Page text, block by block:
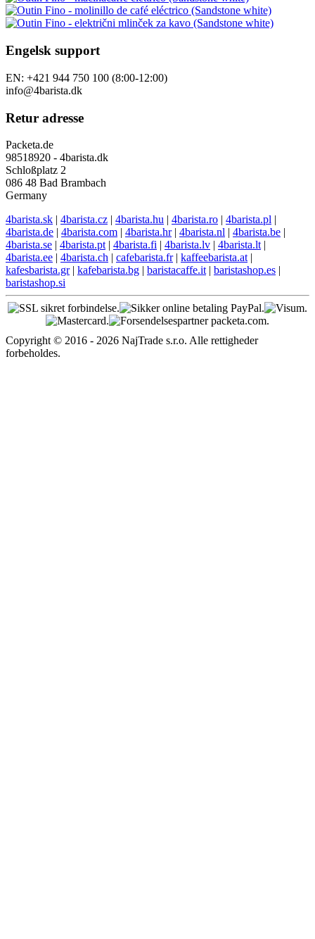
Engelsk support
EN: +421 944 750 100 (8:00-12:00)
info@4barista.dk
Retur adresse
Packeta.de
98518920 - 4barista.dk
Schloßplatz 2
086 48 Bad Brambach
Germany
4barista.sk | 4barista.cz | 4barista.hu | 4barista.ro | 4barista.pl |
4barista.de | 4barista.com | 4barista.hr| 4barista.nl | 4barista.be |
4barista.se | 4barista.pt | 4barista.fi | 4barista.lv | 4barista.lt |
4barista.ee | 4barista.ch | cafebarista.fr| kaffeebarista.at |
kafesbarista.gr| kafebarista.bg | baristacaffe.it | baristashop.es |
baristashop.si
Copyright © 2016 - 2026 NajTrade s.r.o. Alle rettigheder
forbeholdes.